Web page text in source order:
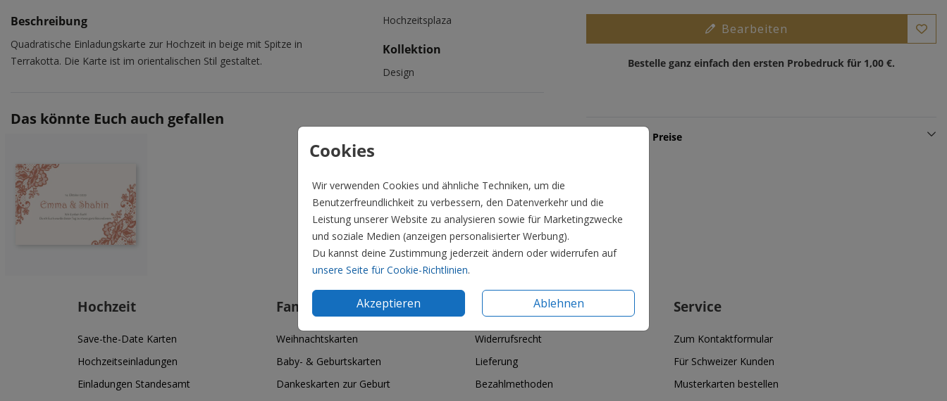
Cookies
Wir verwenden Cookies und ähnliche Techniken, um die
Benutzerfreundlichkeit zu verbessern, den Datenverkehr und die
Leistung unserer Website zu analysieren sowie für Marketingzwecke
und soziale Medien (anzeigen personalisierter Werbung).
Du kannst deine Zustimmung jederzeit ändern oder widerrufen auf
unsere Seite für Cookie-Richtlinien.
Akzeptieren Ablehnen
Beschreibung
Quadratische Einladungskarte zur Hochzeit in beige mit Spitze in
Terrakotta. Die Karte ist im orientalischen Stil gestaltet.
Hochzeitsplaza
Kollektion
Design
Das könnte Euch auch gefallen
Bearbeiten
Bestelle ganz einfach den ersten Probedruck für 1,00 €.
Formate und Preise
Hochzeit
Save-the-Date Karten
Hochzeitseinladungen
Einladungen Standesamt
Familie & Feiertage
Weihnachtskarten
Baby- & Geburtskarten
Dankeskarten zur Geburt
Informationen
Widerrufsrecht
Lieferung
Bezahlmethoden
Service
Zum Kontaktformular
Für Schweizer Kunden
Musterkarten bestellen